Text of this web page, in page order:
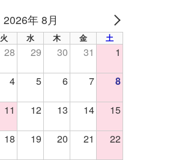
2026年 8月
NEXT
火 水 木 金 土
28 29 30 31 1
4 5 6 7 8
11 12 13 14 15
18 19 20 21 22